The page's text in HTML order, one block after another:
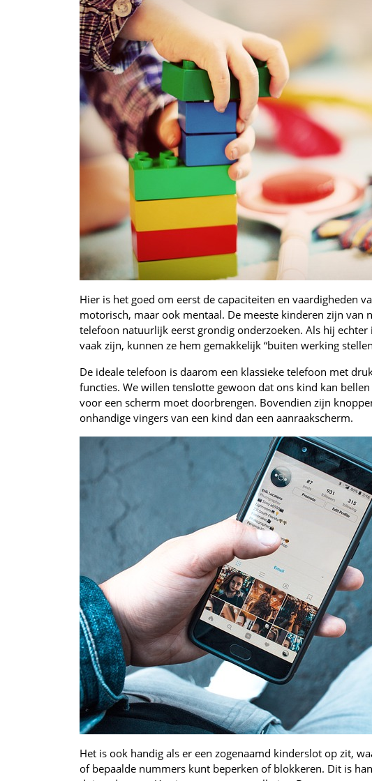
Hier is het goed om eerst de capaciteiten en vaardigheden
motorisch, maar ook mentaal. De meeste kinderen zijn van
telefoon natuurlijk eerst grondig onderzoeken. Als hij
vaak zijn, kunnen ze hem gemakkelijk “buiten werking
De ideale telefoon is daarom een klassieke telefoon met
functies. We willen tenslotte gewoon dat ons kind kan
voor een scherm moet doorbrengen. Bovendien zijn
onhandige vingers van een kind dan een aanraakscherm.
Het is ook handig als er een zogenaamd kinderslot op zit,
of bepaalde nummers kunt beperken of blokkeren. Dit is